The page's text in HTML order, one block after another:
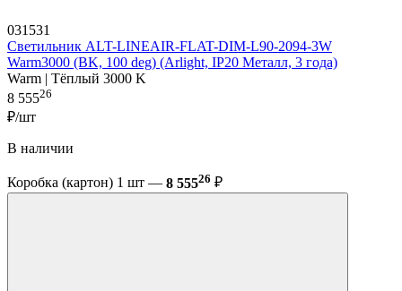
031531
Светильник ALT-LINEAIR-FLAT-DIM-L90-2094-3W
Warm3000 (BK, 100 deg) (Arlight, IP20 Металл, 3 года)
Warm | Тёплый 3000 K
8 55526
₽/шт
В наличии
Коробка (картон) 1 шт — 8 55526 ₽